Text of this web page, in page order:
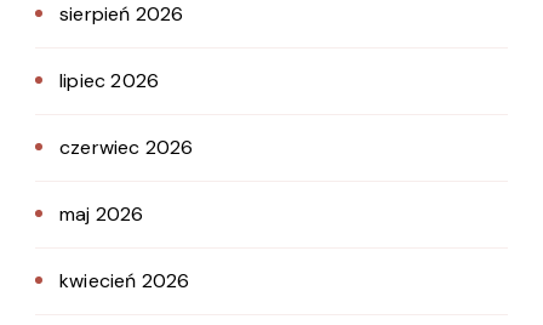
sierpień 2026
lipiec 2026
czerwiec 2026
maj 2026
kwiecień 2026